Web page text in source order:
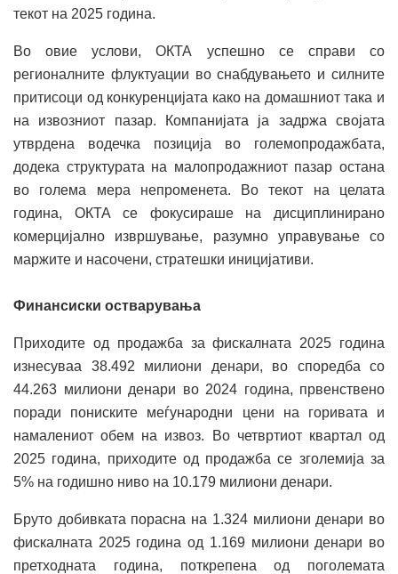
текот на 2025 година.
Во овие услови, ОКТА успешно се справи со
регионалните флуктуации во снабдувањето и силните
притисоци од конкуренцијата како на домашниот така и
на извозниот пазар. Компанијата ја задржа својата
утврдена водечка позиција во големопродажбата,
додека структурата на малопродажниот пазар остана
во голема мера непроменета. Во текот на целата
година, ОКТА се фокусираше на дисциплинирано
комерцијално извршување, разумно управување со
маржите и насочени, стратешки иницијативи.
Финансиски остварувања
Приходите од продажба за фискалната 2025 година
изнесуваа 38.492 милиони денари, во споредба со
44.263 милиони денари во 2024 година, првенствено
поради пониските меѓународни цени на горивата и
намалениот обем на извоз. Во четвртиот квартал од
2025 година, приходите од продажба се зголемија за
5% на годишно ниво на 10.179 милиони денари.
Бруто добивката порасна на 1.324 милиони денари во
фискалната 2025 година од 1.169 милиони денари во
претходната година, поткрепена од поголемата